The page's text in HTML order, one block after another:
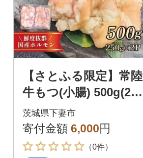
【さとふる限定】常陸
牛もつ(小腸) 500g(25
0g×2)
茨城県下妻市
寄付金額 6,000円
（0件）